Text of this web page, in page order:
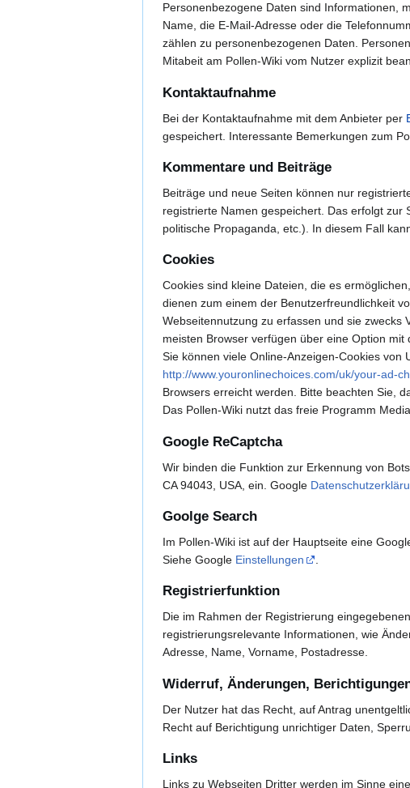
Personenbezogene Daten sind Informationen,
Name, die E-Mail-Adresse oder die
zählen zu personenbezogenen Daten.
Mitabeit am Pollen-Wiki vom Nutzer explizit
Kontaktaufnahme
Bei der Kontaktaufnahme mit dem Anbieter per
gespeichert. Interessante Bemerkungen zum
Kommentare und Beiträge
Beiträge und neue Seiten können nur
registrierte Namen gespeichert. Das erfolgt
politische Propaganda, etc.). In diesem Fall
Cookies
Cookies sind kleine Dateien, die es
dienen zum einem der Benutzerfreundlichkeit
Webseitennutzung zu erfassen und sie zwecks
meisten Browser verfügen über eine Option
Sie können viele Online-Anzeigen-Cookies
http://www.youronlinechoices.com/uk/your-ad-
Browsers erreicht werden. Bitte beachten Sie,
Das Pollen-Wiki nutzt das freie Programm
Google ReCaptcha
Wir binden die Funktion zur Erkennung von
CA 94043, USA, ein. Google
Goolge Search
Im Pollen-Wiki ist auf der Hauptseite eine
Siehe Google Einstellungen
Registrierfunktion
Die im Rahmen der Registrierung
registrierungsrelevante Informationen, wie
Adresse, Name, Vorname, Postadresse.
Widerruf, Änderungen,
Der Nutzer hat das Recht, auf Antrag
Recht auf Berichtigung unrichtiger Daten,
Links
Links zu Webseiten Dritter werden im Sinne